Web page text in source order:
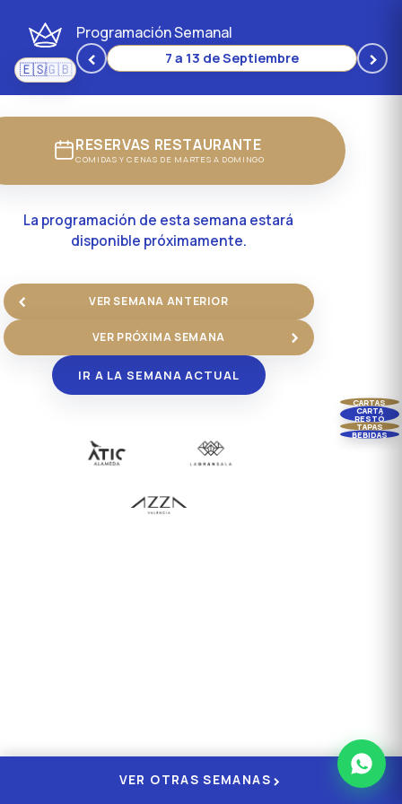
🇪🇸Español
/🇬🇧English
Programación Semanal
‹ 7 a 13 de Septiembre ›
RESERVAS RESTAURANTE
COMIDAS Y CENAS DE MARTES A DOMINGO
La programación de esta semana estará
disponible próximamente.
‹ VER SEMANA ANTERIOR
VER PRÓXIMA SEMANA ›
IR A LA SEMANA ACTUAL
CARTAS
CARTA
RESTÓ
TAPAS
BEBIDAS
VER OTRAS SEMANAS ›